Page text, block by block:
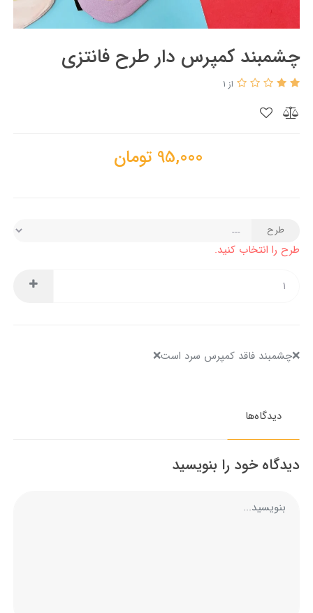
چشمبند کمپرس دار طرح فانتزی
از 1
95,000 تومان
طرح
طرح را انتخاب کنید.
❌️چشمبند فاقد کمپرس سرد است❌️
دیدگاه‌ها
دیدگاه خود را بنویسید